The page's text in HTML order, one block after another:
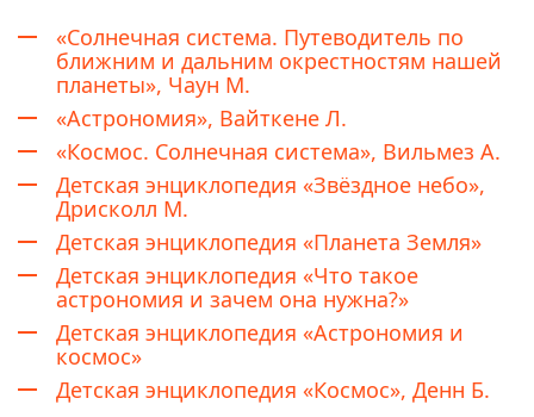
«Солнечная система. Путеводитель по
ближним и дальним окрестностям нашей
планеты», Чаун М.
«Астрономия», Вайткене Л.
«Космос. Солнечная система», Вильмез А.
Детская энциклопедия «Звёздное небо»,
Дрисколл М.
Детская энциклопедия «Планета Земля»
Детская энциклопедия «Что такое
астрономия и зачем она нужна?»
Детская энциклопедия «Астрономия и
космос»
Детская энциклопедия «Космос», Денн Б.